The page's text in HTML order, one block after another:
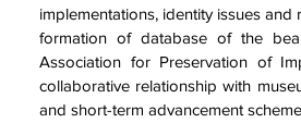
implementations, identity issues
formation of database of the
Association for Preservation of
collaborative relationship with
and short-term advancement